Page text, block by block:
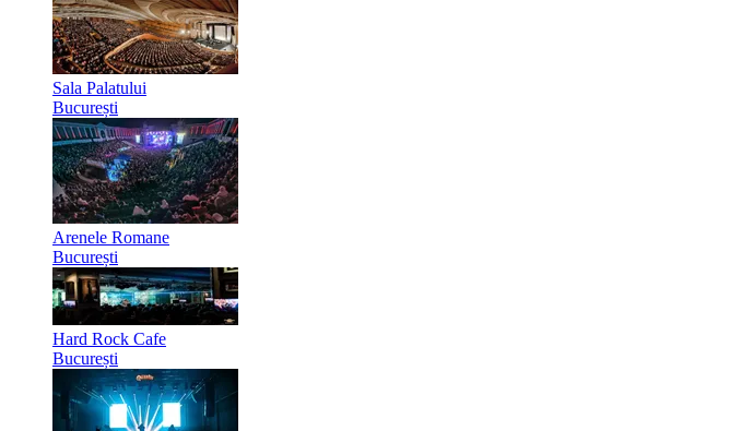
Sala Palatului
București
Arenele Romane
București
Hard Rock Cafe
București